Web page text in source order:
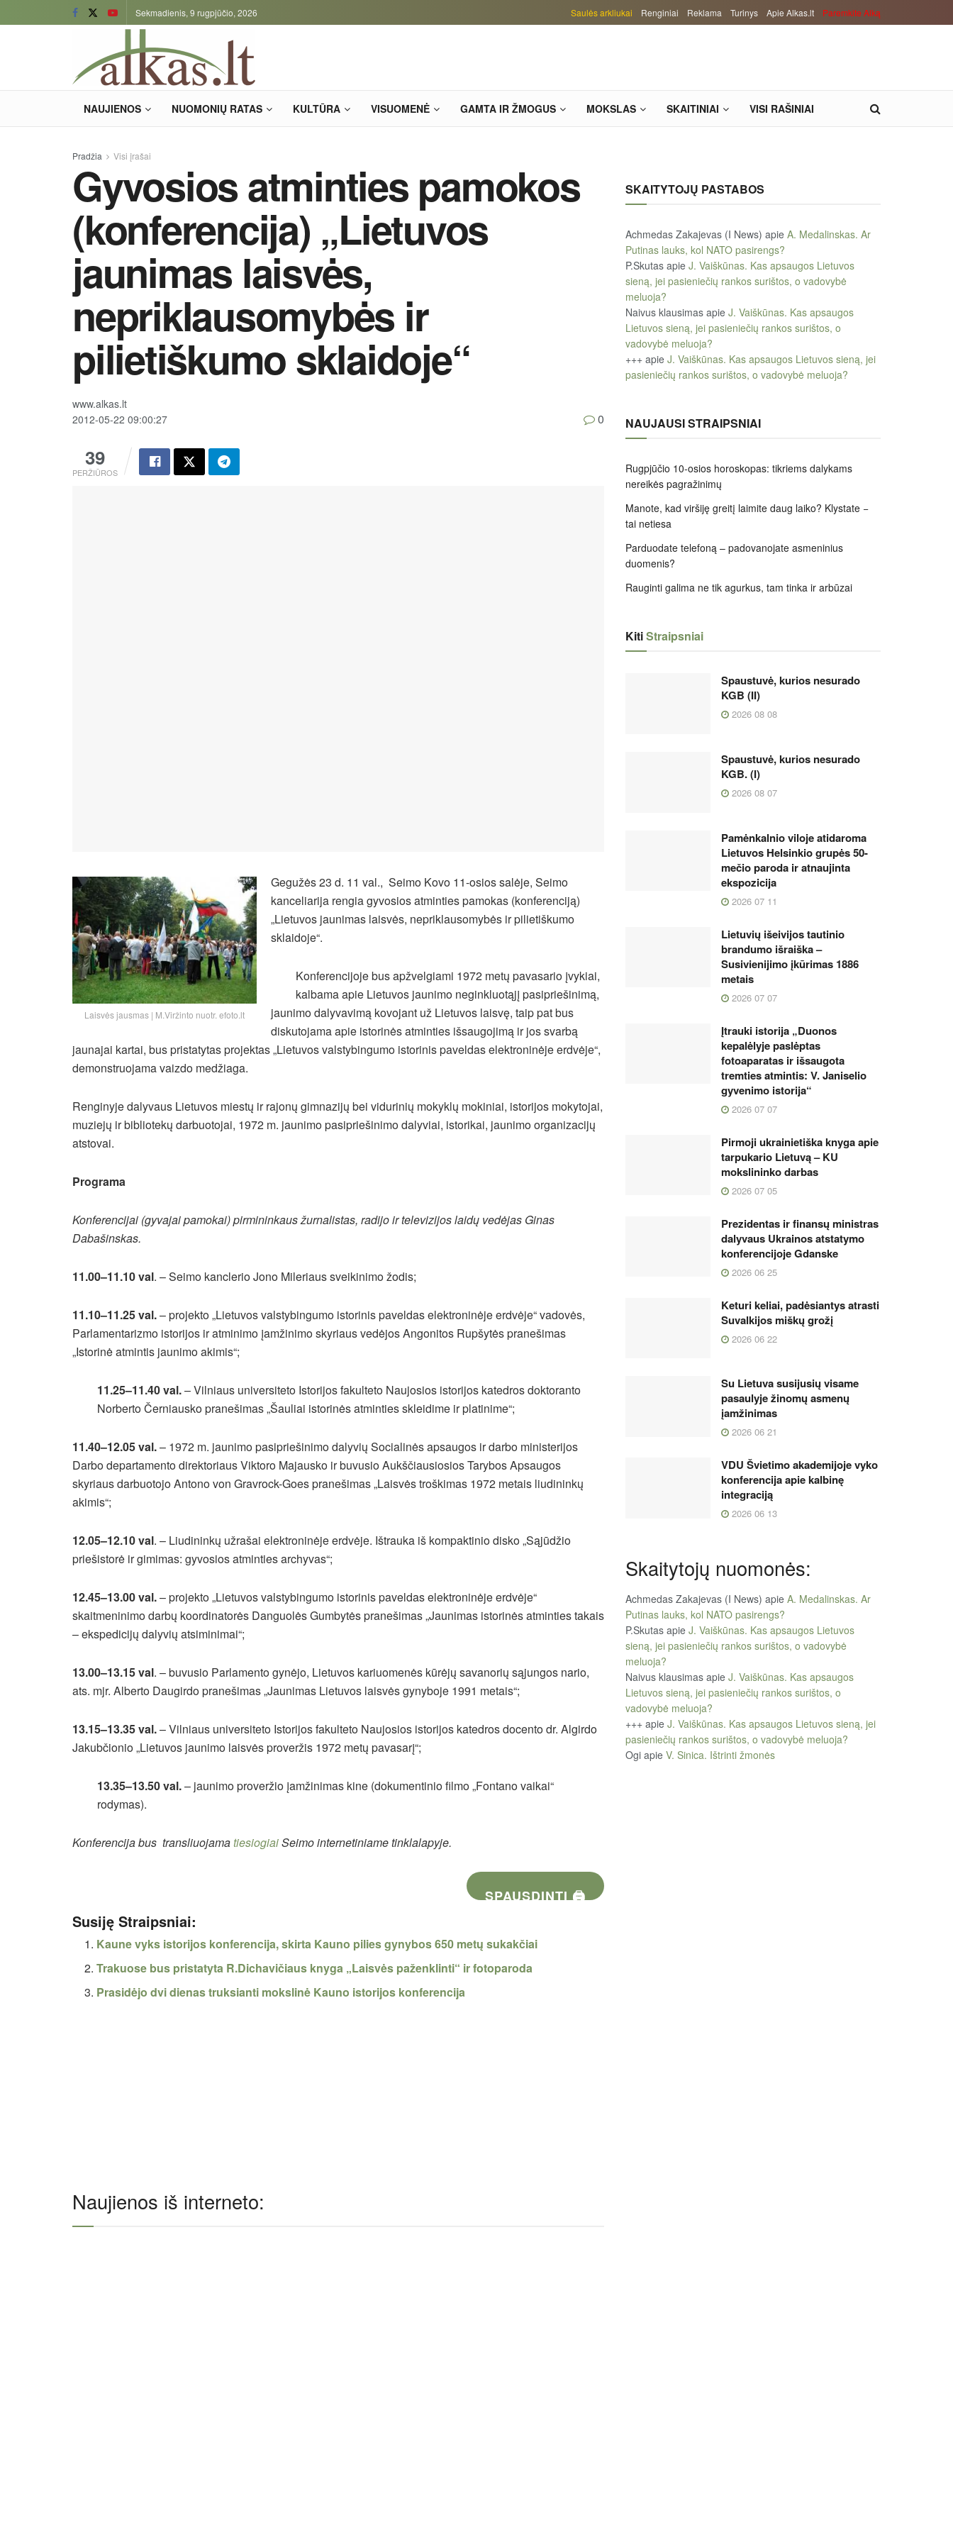
Sekmadienis, 9 rugpjūčio, 2026 Saulės arkliukai Renginiai Reklama Turinys Apie Alkas.lt Paremkite Alką
NAUJIENOS NUOMONIŲ RATAS KULTŪRA VISUOMENĖ GAMTA IR ŽMOGUS MOKSLAS SKAITINIAI VISI RAŠINIAI
Pradžia Visi įrašai
Gyvosios atminties pamokos
(konferencija) „Lietuvos
jaunimas laisvės,
nepriklausomybės ir
pilietiškumo sklaidoje“
www.alkas.lt
2012-05-22 09:00:27
39
PERŽIŪROS
0
Laisvės jausmas | M.Viržinto nuotr. efoto.lt
Gegužės 23 d. 11 val., Seimo Kovo 11-osios salėje, Seimo
kanceliarija rengia gyvosios atminties pamokas (konferenciją)
„Lietuvos jaunimas laisvės, nepriklausomybės ir pilietiškumo
sklaidoje“.
Konferencijoje bus apžvelgiami 1972 metų pavasario įvykiai,
kalbama apie Lietuvos jaunimo neginkluotąjį pasipriešinimą,
jaunimo dalyvavimą kovojant už Lietuvos laisvę, taip pat bus
diskutojama apie istorinės atminties išsaugojimą ir jos svarbą
jaunajai kartai, bus pristatytas projektas „Lietuvos valstybingumo istorinis paveldas elektroninėje erdvėje“,
demonstruojama vaizdo medžiaga.
Renginyje dalyvaus Lietuvos miestų ir rajonų gimnazijų bei vidurinių mokyklų mokiniai, istorijos mokytojai,
muziejų ir bibliotekų darbuotojai, 1972 m. jaunimo pasipriešinimo dalyviai, istorikai, jaunimo organizacijų
atstovai.
Programa
Konferencijai (gyvajai pamokai) pirmininkaus žurnalistas, radijo ir televizijos laidų vedėjas Ginas
Dabašinskas.
11.00–11.10 val. – Seimo kanclerio Jono Mileriaus sveikinimo žodis;
11.10–11.25 val.– projekto „Lietuvos valstybingumo istorinis paveldas elektroninėje erdvėje“ vadovės,
Parlamentarizmo istorijos ir atminimo įamžinimo skyriaus vedėjos Angonitos Rupšytėspranešimas
„Istorinė atmintis jaunimo akimis“;
11.25–11.40 val.– Vilniaus universiteto Istorijos fakulteto Naujosios istorijos katedros doktoranto
Norberto Černiauskopranešimas „Šauliai istorinės atminties skleidime ir platinime“;
11.40–12.05 val.– 1972 m. jaunimo pasipriešinimo dalyvių Socialinės apsaugos ir darbo ministerijos
Darbo departamento direktoriaus Viktoro Majausko ir buvusio Aukščiausiosios Tarybos Apsaugos
skyriaus darbuotojo Antono von Gravrock-Goespranešimas „Laisvės troškimas 1972 metais liudininkų
akimis“;
12.05–12.10 val. – Liudininkų užrašai elektroninėje erdvėje. Ištrauka iš kompaktinio disko „Sąjūdžio
priešistorė ir gimimas: gyvosios atminties archyvas“;
12.45–13.00 val.– projekto „Lietuvos valstybingumo istorinis paveldas elektroninėje erdvėje“
skaitmeninimo darbų koordinatorės Danguolės Gumbytėspranešimas „Jaunimas istorinės atminties takais
– ekspedicijų dalyvių atsiminimai“;
13.00–13.15 val. – buvusio Parlamento gynėjo, Lietuvos kariuomenės kūrėjų savanorių sąjungos nario,
ats. mjr. Alberto Daugirdopranešimas „Jaunimas Lietuvos laisvės gynyboje 1991 metais“;
13.15–13.35 val.– Vilniaus universiteto Istorijos fakulteto Naujosios istorijos katedros docento dr. Algirdo
Jakubčionio„Lietuvos jaunimo laisvės proveržis 1972 metų pavasarį“;
13.35–13.50 val.– jaunimo proveržio įamžinimas kine (dokumentinio filmo „Fontano vaikai“
rodymas).
Konferencija bus transliuojamatiesiogiaiSeimo internetiniame tinklalapyje.
SPAUSDINTI 🖨
Susiję Straipsniai:
Kaune vyks istorijos konferencija, skirta Kauno pilies gynybos 650 metų sukakčiai
Trakuose bus pristatyta R.Dichavičiaus knyga „Laisvės paženklinti“ ir fotoparoda
Prasidėjo dvi dienas truksianti mokslinė Kauno istorijos konferencija
Naujienos iš interneto:
SKAITYTOJŲ PASTABOS
Achmedas Zakajevas (I News) apie A. Medalinskas. Ar
Putinas lauks, kol NATO pasirengs?
P.Skutas apie J. Vaiškūnas. Kas apsaugos Lietuvos
sieną, jei pasieniečių rankos surištos, o vadovybė
meluoja?
Naivus klausimas apie J. Vaiškūnas. Kas apsaugos
Lietuvos sieną, jei pasieniečių rankos surištos, o
vadovybė meluoja?
+++ apie J. Vaiškūnas. Kas apsaugos Lietuvos sieną, jei
pasieniečių rankos surištos, o vadovybė meluoja?
NAUJAUSI STRAIPSNIAI
Rugpjūčio 10-osios horoskopas: tikriems dalykams
nereikės pagražinimų
Manote, kad viršiję greitį laimite daug laiko? Klystate −
tai netiesa
Parduodate telefoną – padovanojate asmeninius
duomenis?
Rauginti galima ne tik agurkus, tam tinka ir arbūzai
KitiStraipsniai
Spaustuvė, kurios nesurado
KGB (II)
2026 08 08
Spaustuvė, kurios nesurado
KGB. (I)
2026 08 07
Pamėnkalnio viloje atidaroma
Lietuvos Helsinkio grupės 50-
mečio paroda ir atnaujinta
ekspozicija
2026 07 11
Lietuvių išeivijos tautinio
brandumo išraiška –
Susivienijimo įkūrimas 1886
metais
2026 07 07
Įtrauki istorija „Duonos
kepalėlyje paslėptas
fotoaparatas ir išsaugota
tremties atmintis: V. Janiselio
gyvenimo istorija“
2026 07 07
Pirmoji ukrainietiška knyga apie
tarpukario Lietuvą – KU
mokslininko darbas
2026 07 05
Prezidentas ir finansų ministras
dalyvaus Ukrainos atstatymo
konferencijoje Gdanske
2026 06 25
Keturi keliai, padėsiantys atrasti
Suvalkijos miškų grožį
2026 06 22
Su Lietuva susijusių visame
pasaulyje žinomų asmenų
įamžinimas
2026 06 21
VDU Švietimo akademijoje vyko
konferencija apie kalbinę
integraciją
2026 06 13
Skaitytojų nuomonės:
Achmedas Zakajevas (I News) apie A. Medalinskas. Ar
Putinas lauks, kol NATO pasirengs?
P.Skutas apie J. Vaiškūnas. Kas apsaugos Lietuvos
sieną, jei pasieniečių rankos surištos, o vadovybė
meluoja?
Naivus klausimas apie J. Vaiškūnas. Kas apsaugos
Lietuvos sieną, jei pasieniečių rankos surištos, o
vadovybė meluoja?
+++ apie J. Vaiškūnas. Kas apsaugos Lietuvos sieną, jei
pasieniečių rankos surištos, o vadovybė meluoja?
Ogi apie V. Sinica. Ištrinti žmonės